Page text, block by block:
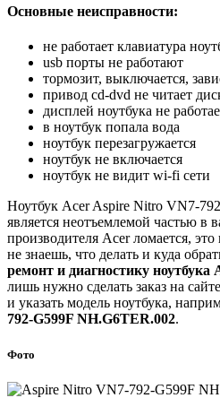
Основные неисправности:
не работает клавиатура
usb порты не работают
тормозит, выключается,
привод cd-dvd не читает
дисплей ноутбука не
в ноутбук попала вода
ноутбук перезагружается
ноутбук не включается
ноутбук не видит wi-fi сети
Ноутбук Acer Aspire Nitro VN7-
является неотъемлемой частью в
производителя Acer ломается,
не знаешь, что делать и куда
ремонт и диагностику ноутбука
лишь нужно сделать заказ на
и указать модель ноутбука,
792-G599F NH.G6TER.002.
Фото